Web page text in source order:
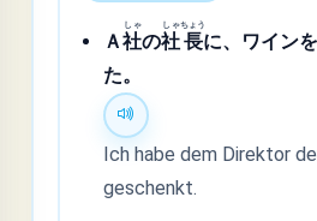
Ａ社
しゃ
の社
しゃ
長
ちょう
に、ワイン
た。
Ich habe dem Direktor
geschenkt.